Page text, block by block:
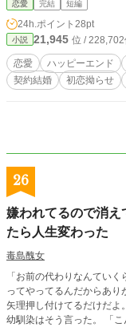
作です、妄想の作り話です
な、と、念頭に置いてお読みください。 ☆作者の趣味
したり、ムカッとしたりし
てお読みください。（自己防衛大事！） ☆誤字脱字
のせいです。頑張って音読
許してください。 ☆ゆるっふわっ設定です。 ☆小説家のなろう様にも投稿して
恋愛 完結 短編
24h.ポイント 28pt
小説 21,945 位 /
恋愛 ハッピーエンド
契約結婚
初恋拗らせ
26
嫌われてるので消
たら人生変わった
毒島醜女
「お前の代わりなんてい
ってやってるんだからありがたいと思え」 教師は
矢理押し付けてるだけだよ
幼馴染はそう言った。 「こんなプレゼント嬉しくないよー。なんかクスリでも